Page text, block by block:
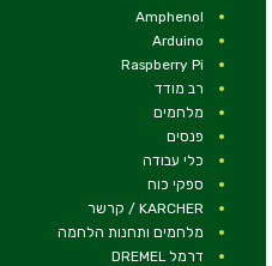
Amphenol
Arduino
Raspberry Pi
רב מודד
מלחמים
פנסים
כלי עבודה
ספקי כוח
KARCHER / קרשר
מלחמים ותחנות הלחמה
דרמל DREMEL